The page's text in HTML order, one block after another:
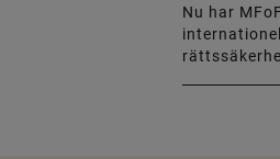
Nu har